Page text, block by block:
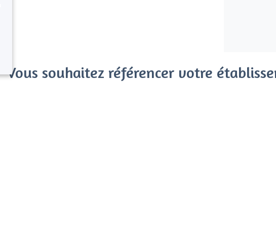
Vous souhaitez référencer votre